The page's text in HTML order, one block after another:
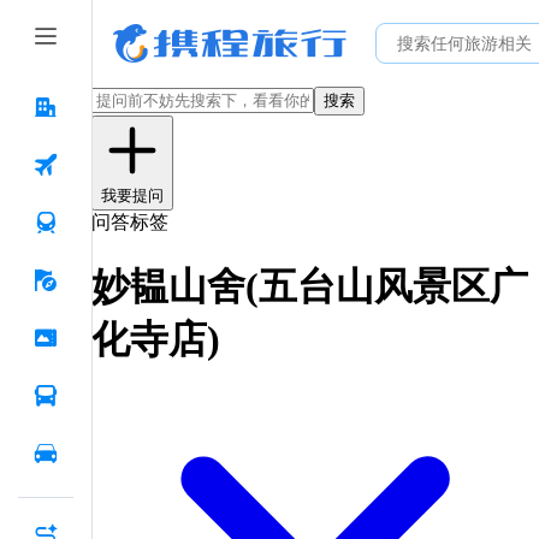
搜索
我要提问
问答标签
妙韫山舍(五台山风景区广
化寺店)